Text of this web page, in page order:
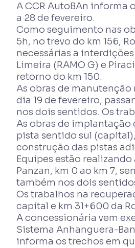
A CCR AutoBAn informa
a 28 de fevereiro.
Como seguimento nas
5h, no trevo do km 156,
necessárias a interdições
Limeira (RAMO G) e
retorno do km 150.
As obras de manutenção
dia 19 de fevereiro,
nos dois sentidos. Os
As obras de implantação
pista sentido sul
construção das pistas
Equipes estão
Panzan, km 0 ao km 7,
também nos dois
Os trabalhos na
capital e km 31+600 da
A concessionária vem
Sistema Anhanguera-
informa os trechos em